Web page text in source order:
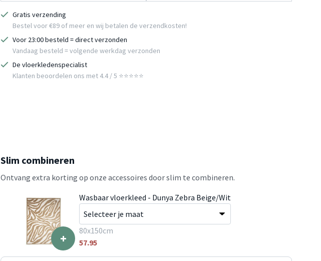
Gratis verzending
Bestel voor €89 of meer en wij betalen de verzendkosten!
Voor 23:00 besteld = direct verzonden
Vandaag besteld = volgende werkdag verzonden
De vloerkledenspecialist
Klanten beoordelen ons met 4.4 / 5 ⭐⭐⭐⭐⭐
Slim combineren
Ontvang extra korting op onze accessoires door slim te combineren.
+
Wasbaar vloerkleed - Dunya Zebra Beige/Wit
80x150cm
57.95